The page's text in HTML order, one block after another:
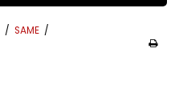
/ SAME /